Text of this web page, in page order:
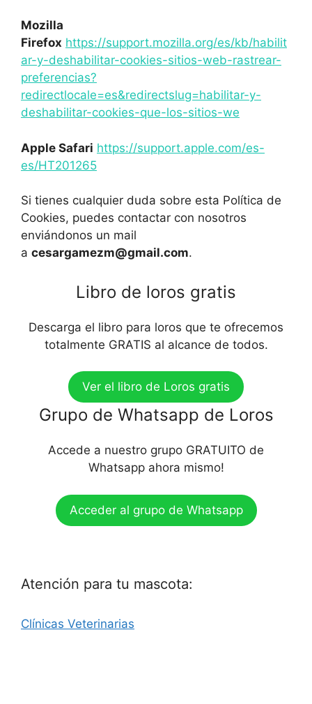
Mozilla
Firefox https://support.mozilla.org/es/kb/habilit
ar-y-deshabilitar-cookies-sitios-web-rastrear-
preferencias?
redirectlocale=es&redirectslug=habilitar-y-
deshabilitar-cookies-que-los-sitios-we
Apple Safari https://support.apple.com/es-
es/HT201265
Si tienes cualquier duda sobre esta Política de
Cookies, puedes contactar con nosotros
enviándonos un mail
a cesargamezm@gmail.com.
Libro de loros gratis
Descarga el libro para loros que te ofrecemos
totalmente GRATIS al alcance de todos.
Ver el libro de Loros gratis
Grupo de Whatsapp de Loros
Accede a nuestro grupo GRATUITO de
Whatsapp ahora mismo!
Acceder al grupo de Whatsapp
Atención para tu mascota:
Clínicas Veterinarias